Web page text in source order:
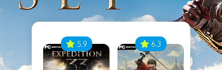
5.9 6.3